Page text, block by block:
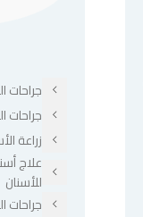
جراحات
جراحات
زراعة
علاج
للأسنان
جراحات